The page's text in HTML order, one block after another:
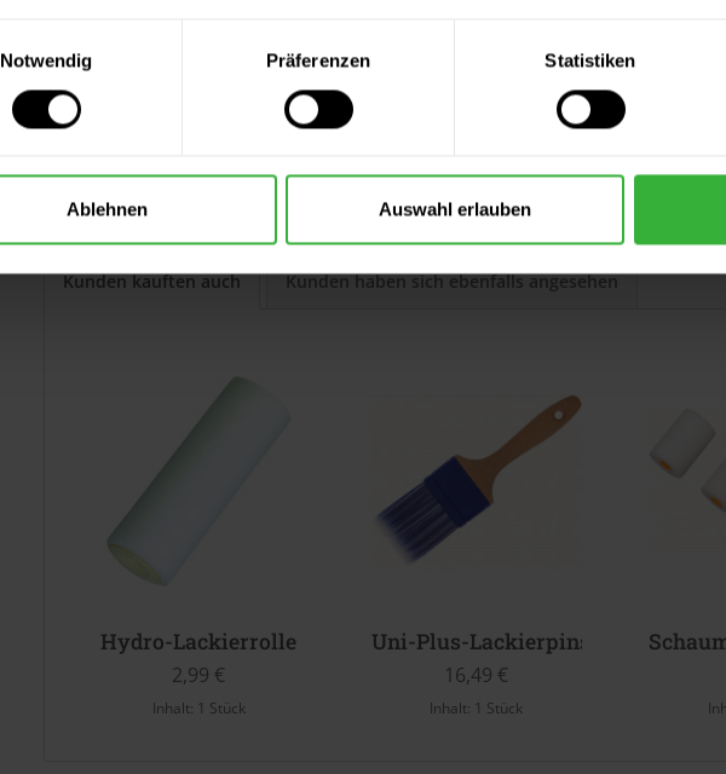
Notwendig
Präferenzen Statistiken
Ablehnen Auswahl erlauben
Brillux GmbH & Co. KG, Weseler Str. 401, 48163 Münster, www.brillux.de
Weiterführende Links zu "Uni-Plus-Lackierringpinsel"
Kunden kauften auch Kunden haben sich ebenfalls angesehen
Hydro-Lackierrolle
2,99 €
Inhalt: 1 Stück
Uni-Plus-Lackierpinsel, flach
16,49 €
Inhalt: 1 Stück